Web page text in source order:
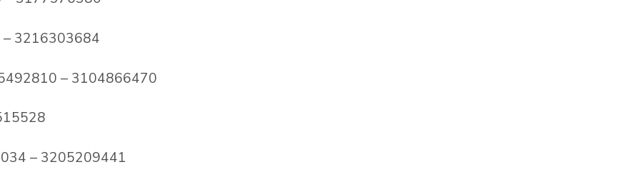
3216303684
– 3104866470
– 3205209441